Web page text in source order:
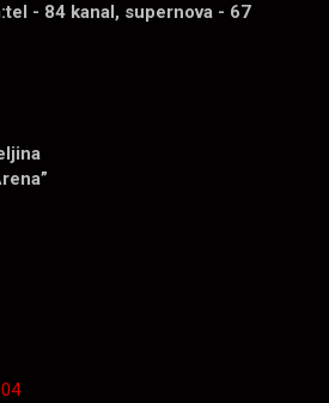
- 84 kanal, supernova - 67